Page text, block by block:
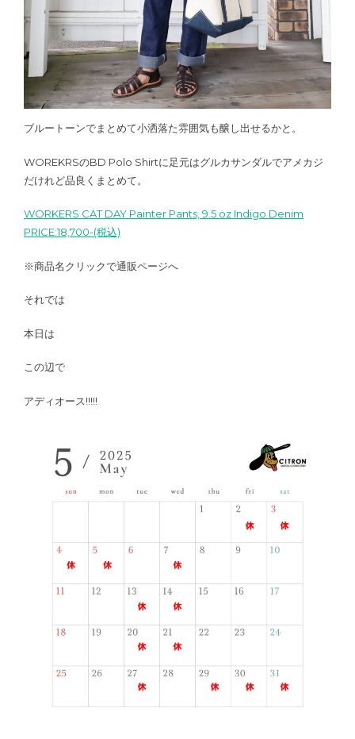
ブルートーンでまとめて小洒落た雰囲気も醸し出せるかと。
WOREKRSのBD Polo Shirtに足元はグルカサンダルでアメカジ
だけれど品良くまとめて。
WORKERS CAT DAY Painter Pants, 9.5 oz Indigo Denim
PRICE:18,700-(税込)
※商品名クリックで通販ページへ
それでは
本日は
この辺で
アディオース!!!!!